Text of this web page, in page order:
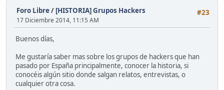
#23
Foro Libre/ [HISTORIA] Grupos Hackers
17 Diciembre 2014, 11:15 AM
Buenos días,
Me gustaría saber mas sobre los grupos de hackers que han
pasado por España principalmente, conocer la historia, si
conocéis algún sitio donde salgan relatos, entrevistas, o
cualquier otra cosa.